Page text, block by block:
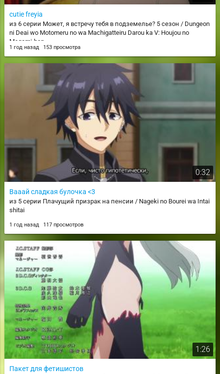
cutie freyia
из 6 серии Может, я встречу тебя в подземелье? 5 сезон / Dungeon
ni Deai wo Motomeru no wa Machigatteiru Darou ka V: Houjou no
Megami-hen
1 год назад 153 просмотра
0:32
Вааай сладкая булочка <3
из 5 серии Плачущий призрак на пенсии / Nageki no Bourei wa Intai
shitai
1 год назад 117 просмотров
1:26
Пакет для фетишистов